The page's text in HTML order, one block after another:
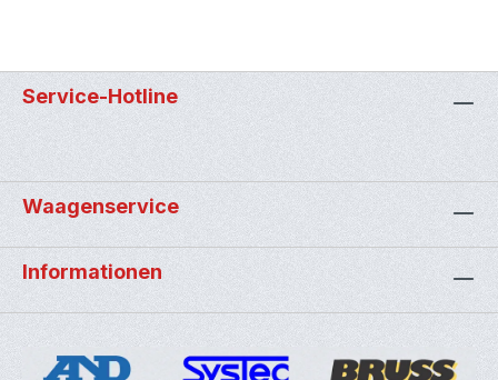
Service-Hotline
Waagenservice
Informationen